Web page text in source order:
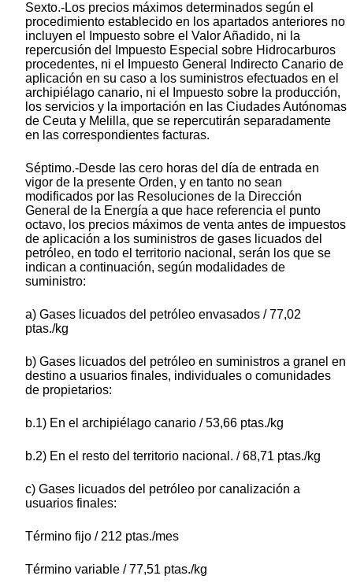
Sexto.-Los precios máximos determinados según el
procedimiento establecido en los apartados anteriores no
incluyen el Impuesto sobre el Valor Añadido, ni la
repercusión del Impuesto Especial sobre Hidrocarburos
procedentes, ni el Impuesto General Indirecto Canario de
aplicación en su caso a los suministros efectuados en el
archipiélago canario, ni el Impuesto sobre la producción,
los servicios y la importación en las Ciudades Autónomas
de Ceuta y Melilla, que se repercutirán separadamente
en las correspondientes facturas.
Séptimo.-Desde las cero horas del día de entrada en
vigor de la presente Orden, y en tanto no sean
modificados por las Resoluciones de la Dirección
General de la Energía a que hace referencia el punto
octavo, los precios máximos de venta antes de impuestos
de aplicación a los suministros de gases licuados del
petróleo, en todo el territorio nacional, serán los que se
indican a continuación, según modalidades de
suministro:
a) Gases licuados del petróleo envasados / 77,02
ptas./kg
b) Gases licuados del petróleo en suministros a granel en
destino a usuarios finales, individuales o comunidades
de propietarios:
b.1) En el archipiélago canario / 53,66 ptas./kg
b.2) En el resto del territorio nacional. / 68,71 ptas./kg
c) Gases licuados del petróleo por canalización a
usuarios finales:
Término fijo / 212 ptas./mes
Término variable / 77,51 ptas./kg